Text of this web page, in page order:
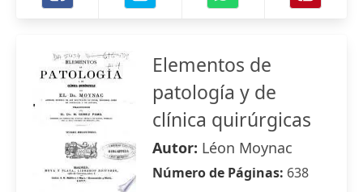
Elementos de
patología y de
clínica quirúrgicas
Autor: Léon Moynac
Número de Páginas: 638